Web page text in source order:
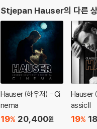
Stjepan Hauser의 다른
Hauser (하우저) - Ci
nema
20,400원
19%
Hauser
assic II
19%